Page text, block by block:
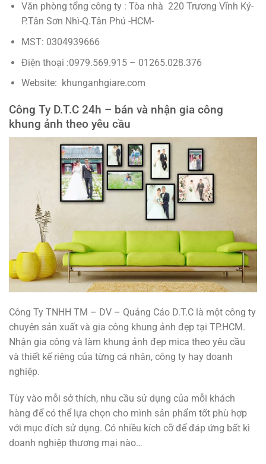
Văn phòng tổng công ty : Tòa nhà 220 Trương Vĩnh Ký-
P.Tân Sơn Nhì-Q.Tân Phú -HCM-
MST: 0304939666
Điện thoại :0979.569.915 – 01265.028.376
Website: khunganhgiare.com
Công Ty D.T.C 24h – bán và nhận gia công
khung ảnh theo yêu cầu
Công Ty TNHH TM – DV – Quảng Cáo D.T.C là một công ty
chuyên sản xuất và gia công khung ảnh đẹp tại TP.HCM.
Nhận gia công và làm khung ảnh đẹp mica theo yêu cầu
và thiết kế riêng của từng cá nhân, công ty hay doanh
nghiệp.
Tùy vào mỗi sở thích, nhu cầu sử dụng của mỗi khách
hàng để có thể lựa chọn cho mình sản phẩm tốt phù hợp
với mục đích sử dụng. Có nhiều kích cỡ để đáp ứng bất kì
doanh nghiệp thương mại nào…